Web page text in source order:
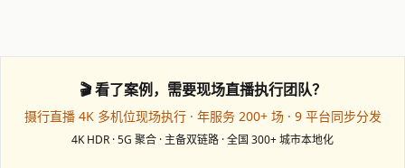
🎬 看了案例，需要现场直播执行团队？
摄行直播 4K 多机位现场执行 · 年服务 200+ 场 · 9 平台同步分发
4K HDR · 5G 聚合 · 主备双链路 · 全国 300+ 城市本地化